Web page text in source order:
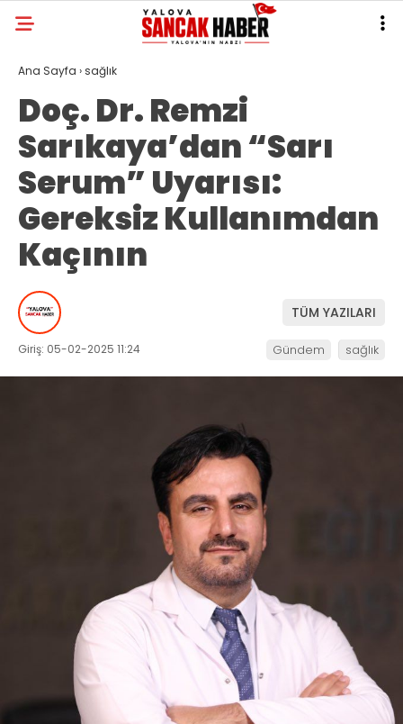
Ana Sayfa ›sağlık
Doç. Dr. Remzi
Sarıkaya’dan “Sarı
Serum” Uyarısı:
Gereksiz Kullanımdan
Kaçının
TÜM YAZILARI
Giriş: 05-02-2025 11:24 Gündem sağlık